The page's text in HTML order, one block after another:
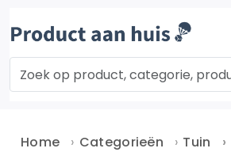
Home Categorieën Tuin